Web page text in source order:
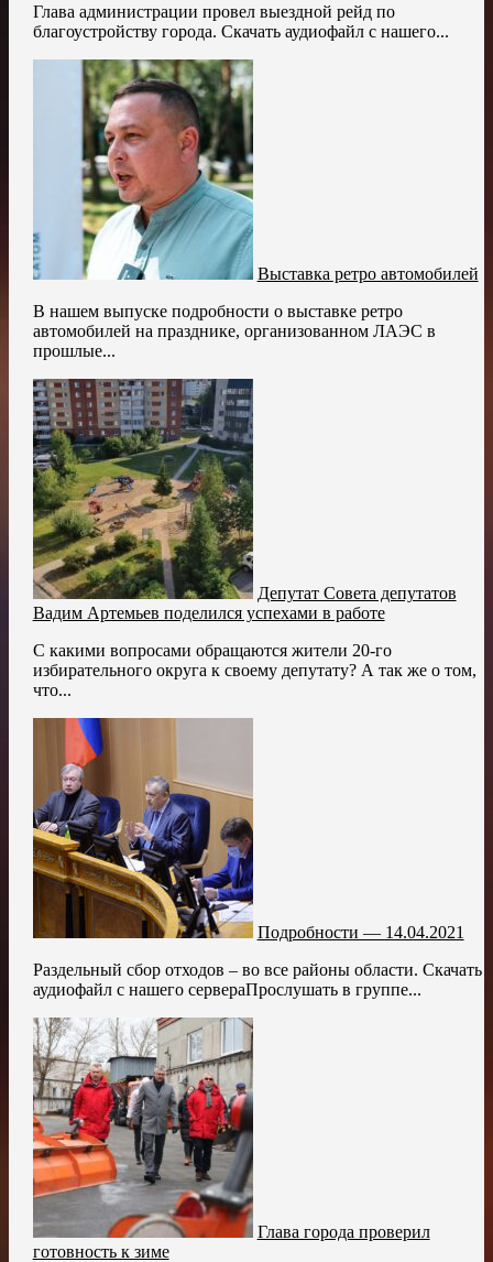
Глава администрации провел выездной рейд по
благоустройству города. Скачать аудиофайл с нашего...
Выставка ретро автомобилей
В нашем выпуске подробности о выставке ретро
автомобилей на празднике, организованном ЛАЭС в
прошлые...
Депутат Совета депутатов
Вадим Артемьев поделился успехами в работе
С какими вопросами обращаются жители 20-го
избирательного округа к своему депутату? А так же о том,
что...
Подробности — 14.04.2021
Раздельный сбор отходов – во все районы области. Скачать
аудиофайл с нашего сервераПрослушать в группе...
Глава города проверил
готовность к зиме